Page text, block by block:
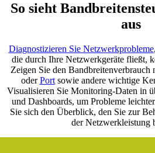
So sieht
aus
Diagnostizieren Sie Netzwerkprobleme
die durch Ihre Netzwerkgeräte fließt,
Zeigen Sie den Bandbreitenverbrauch
oderPortsowie andere wichtige
Visualisieren Sie Monitoring-Daten in
und Dashboards, um Probleme
Sie sich den Überblick, den Sie zur
der Netzwerkleistung